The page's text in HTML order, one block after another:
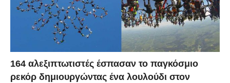
164 αλεξιπτωτιστές έσπασαν το παγκόσμιο
ρεκόρ δημιουργώντας ένα λουλούδι στον